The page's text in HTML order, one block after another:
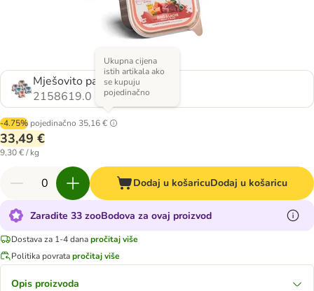
Mješovito pakiranje (6 vrsta)
2158619.0
-4.75% pojedinačno 35,16 €
Ukupna cijena
istih artikala ako
se kupuju
pojedinačno
33,49 €
9,30 € / kg
Dodaj u košaricuDodaj u košaricu
Zaradite 33 zooBodova za ovaj proizvod
Dostava za 1-4 danapročitaj više
Politika povratapročitaj više
Opis proizvoda